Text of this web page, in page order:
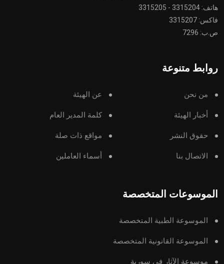
هاتف: 3315204 - 3315205
فاكس: 3315207
ص.ب: 7296
روابط متنوعة
من نحن عن الهيئة
أخبار الهيئة كلمة المدير العام
حقوق النشر مواقع ذات صلة
الاتصال بنا أسماء العاملين
الموسوعات المتخصصة
الموسوعة الطبية المتخصصة
الموسوعة القانونية المتخصصة
موسوعة الآثار في سورية